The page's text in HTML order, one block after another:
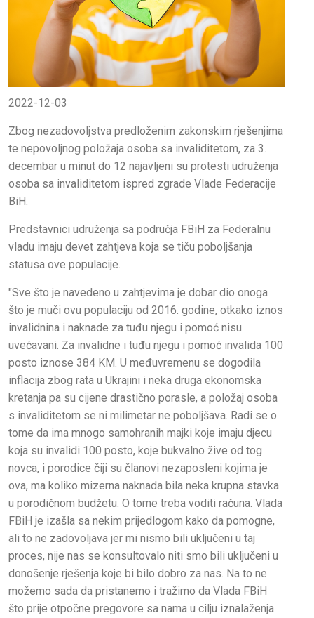
2022-12-03
Zbog nezadovoljstva predloženim zakonskim rješenjima
te nepovoljnog položaja osoba sa invaliditetom, za 3.
decembar u minut do 12 najavljeni su protesti udruženja
osoba sa invaliditetom ispred zgrade Vlade Federacije
BiH.
Predstavnici udruženja sa područja FBiH za Federalnu
vladu imaju devet zahtjeva koja se tiču poboljšanja
statusa ove populacije.
"Sve što je navedeno u zahtjevima je dobar dio onoga
što je muči ovu populaciju od 2016. godine, otkako iznos
invalidnina i naknade za tuđu njegu i pomoć nisu
uvećavani. Za invalidne i tuđu njegu i pomoć invalida 100
posto iznose 384 KM. U međuvremenu se dogodila
inflacija zbog rata u Ukrajini i neka druga ekonomska
kretanja pa su cijene drastično porasle, a položaj osoba
s invaliditetom se ni milimetar ne poboljšava. Radi se o
tome da ima mnogo samohranih majki koje imaju djecu
koja su invalidi 100 posto, koje bukvalno žive od tog
novca, i porodice čiji su članovi nezaposleni kojima je
ova, ma koliko mizerna naknada bila neka krupna stavka
u porodičnom budžetu. O tome treba voditi računa. Vlada
FBiH je izašla sa nekim prijedlogom kako da pomogne,
ali to ne zadovoljava jer mi nismo bili uključeni u taj
proces, nije nas se konsultovalo niti smo bili uključeni u
donošenje rješenja koje bi bilo dobro za nas. Na to ne
možemo sada da pristanemo i tražimo da Vlada FBiH
što prije otpočne pregovore sa nama u cilju iznalaženja